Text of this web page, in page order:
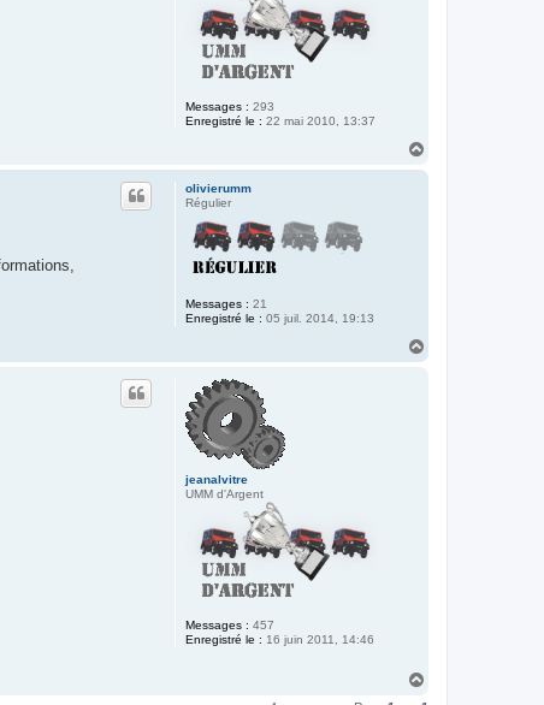
Messages : 293
Enregistré le : 22 mai 2010, 13:37
olivierumm
Régulier
Messages : 21
Enregistré le : 05 juil. 2014, 19:13
jeanalvitre
UMM d'Argent
Messages : 457
Enregistré le : 16 juin 2011, 14:46